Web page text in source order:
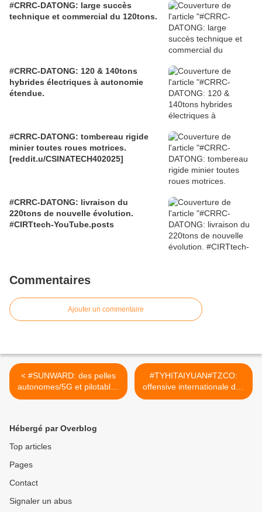
#CRRC-DATONG: large succès
technique et commercial du 120tons.
#CRRC-DATONG: 120 & 140tons
hybrides électriques à autonomie
étendue.
#CRRC-DATONG: tombereau rigide
minier toutes roues motrices.
[reddit.u/CSINATECH402025]
#CRRC-DATONG: livraison du
220tons de nouvelle évolution.
#CIRTtech-YouTube.posts
Commentaires
Ajouter un commentaire
< #SUNWARD: des pelles
autonomes/5G et pilotables
à distance.
#TYHITAIYUAN#TZCO:
offensive internationale des
grues.
Hébergé par Overblog
Top articles
Pages
Contact
Signaler un abus